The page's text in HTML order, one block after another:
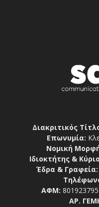
Διακριτικός
Επωνυμία:
Νομική
Ιδιοκτήτης &
Έδρα & Γραφεία:
ΑΦΜ: 801923795
ΑΡ.